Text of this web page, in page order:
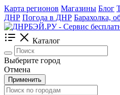
Карта регионов Магазины Блог
ДНР Погода в ДНР Барахолка,
Каталог
Выберите город
Отмена
Применить